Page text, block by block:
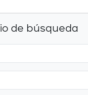
de búsqueda